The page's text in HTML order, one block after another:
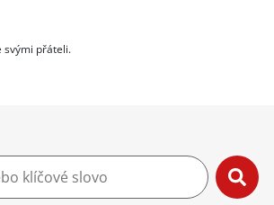
svými přáteli.